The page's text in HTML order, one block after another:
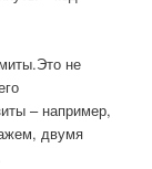
не
– например,
двумя